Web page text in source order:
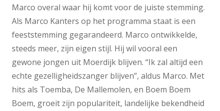
Marco overal waar hij komt voor de juiste stemming.
Als Marco Kanters op het programma staat is een
feeststemming gegarandeerd. Marco ontwikkelde,
steeds meer, zijn eigen stijl. Hij wil vooral een
gewone jongen uit Moerdijk blijven. “Ik zal altijd een
echte gezelligheidszanger blijven”, aldus Marco. Met
hits als Toemba, De Mallemolen, en Boem Boem
Boem, groeit zijn populariteit, landelijke bekendheid